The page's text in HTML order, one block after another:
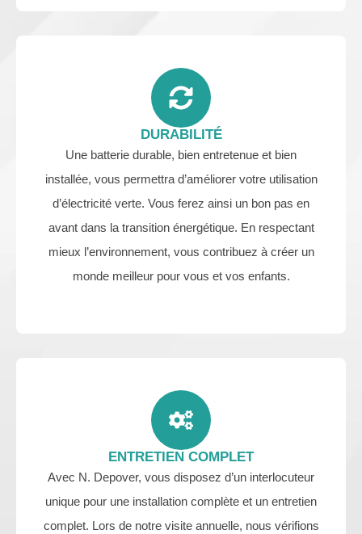
DURABILITÉ
Une batterie durable, bien entretenue et bien
installée, vous permettra d’améliorer votre utilisation
d’électricité verte. Vous ferez ainsi un bon pas en
avant dans la transition énergétique. En respectant
mieux l’environnement, vous contribuez à créer un
monde meilleur pour vous et vos enfants.
ENTRETIEN COMPLET
Avec N. Depover, vous disposez d’un interlocuteur
unique pour une installation complète et un entretien
complet. Lors de notre visite annuelle, nous vérifions